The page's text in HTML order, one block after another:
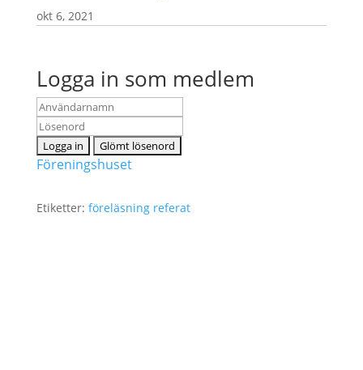
okt 6, 2021
Logga in som medlem
Föreningshuset
Etiketter: föreläsning referat